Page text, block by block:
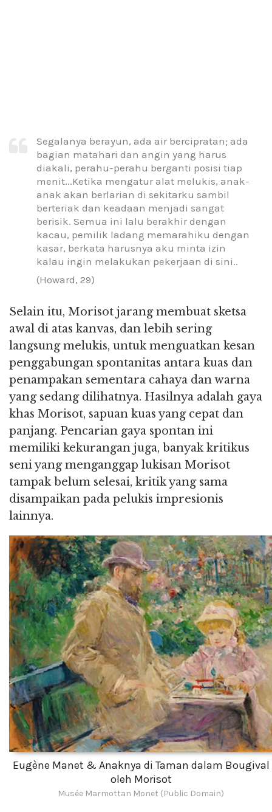
Segalanya berayun, ada air bercipratan; ada
bagian matahari dan angin yang harus
diakali, perahu-perahu berganti posisi tiap
menit...Ketika mengatur alat melukis, anak-
anak akan berlarian di sekitarku sambil
berteriak dan keadaan menjadi sangat
berisik. Semua ini lalu berakhir dengan
kacau, pemilik ladang memarahiku dengan
kasar, berkata harusnya aku minta izin
kalau ingin melakukan pekerjaan di sini..
(Howard, 29)
Selain itu, Morisot jarang membuat sketsa
awal di atas kanvas, dan lebih sering
langsung melukis, untuk menguatkan kesan
penggabungan spontanitas antara kuas dan
penampakan sementara cahaya dan warna
yang sedang dilihatnya. Hasilnya adalah gaya
khas Morisot, sapuan kuas yang cepat dan
panjang. Pencarian gaya spontan ini
memiliki kekurangan juga, banyak kritikus
seni yang menganggap lukisan Morisot
tampak belum selesai, kritik yang sama
disampaikan pada pelukis impresionis
lainnya.
Eugène Manet & Anaknya di Taman dalam Bougival
oleh Morisot
Musée Marmottan Monet (Public Domain)